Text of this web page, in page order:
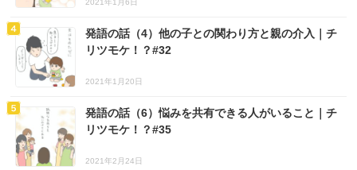
2021年1月6日
発語の話（4）他の子との関わり方と親の介入｜チ
リツモケ！？#32
2021年1月20日
発語の話（6）悩みを共有できる人がいること｜チ
リツモケ！？#35
2021年2月24日